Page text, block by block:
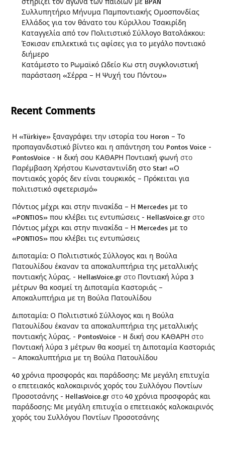
Συλλυπητήριο Μήνυμα Παμποντιακής Ομοσπονδίας
Ελλάδος για τον θάνατο του Κύριλλου Τσακιρίδη
Καταγγελία από τον Πολιτιστικό Σύλλογο Βατολάκκου:
Έσκισαν επιλεκτικά τις αφίσες για το μεγάλο ποντιακό
διήμερο
Κατάμεστο το Ρωμαϊκό Ωδείο Κω στη συγκλονιστική
παράσταση «Σέρρα – Η Ψυχή του Πόντου»
Recent Comments
Η «Türkiye» ξαναγράφει την ιστορία του Horon – Το
προπαγανδιστικό βίντεο και η απάντηση του Pontos Voice -
PontosVoice - H δική σου ΚΑΘΑΡΗ Ποντιακή φωνή στο
Παρέμβαση Χρήστου Κωνσταντινίδη στο Star! «Ο
ποντιακός χορός δεν είναι τουρκικός – Πρόκειται για
πολιτιστικό σφετερισμό»
Πόντιος μέχρι και στην πινακίδα – Η Mercedes με το
«PONTIOS» που κλέβει τις εντυπώσεις - HellasVoice.gr στο
Πόντιος μέχρι και στην πινακίδα – Η Mercedes με το
«PONTIOS» που κλέβει τις εντυπώσεις
Διποταμία: Ο Πολιτιστικός Σύλλογος και η Βούλα
Πατουλίδου έκαναν τα αποκαλυπτήρια της μεταλλικής
ποντιακής λύρας. - HellasVoice.gr στο Ποντιακή λύρα 3
μέτρων θα κοσμεί τη Διποταμία Καστοριάς –
Αποκαλυπτήρια με τη Βούλα Πατουλίδου
Διποταμία: Ο Πολιτιστικό Σύλλογος και η Βούλα
Πατουλίδου έκαναν τα αποκαλυπτήρια της μεταλλικής
ποντιακής λύρας. - PontosVoice - H δική σου ΚΑΘΑΡΗ στο
Ποντιακή λύρα 3 μέτρων θα κοσμεί τη Διποταμία Καστοριάς
– Αποκαλυπτήρια με τη Βούλα Πατουλίδου
40 χρόνια προσφοράς και παράδοσης: Με μεγάλη επιτυχία
ο επετειακός καλοκαιρινός χορός του Συλλόγου Ποντίων
Προσοτσάνης - HellasVoice.gr στο 40 χρόνια προσφοράς και
παράδοσης: Με μεγάλη επιτυχία ο επετειακός καλοκαιρινός
χορός του Συλλόγου Ποντίων Προσοτσάνης